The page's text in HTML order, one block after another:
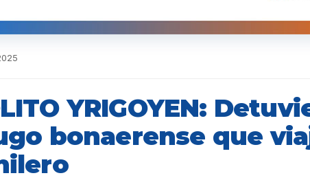
YRIGOYEN:
bonaerense que